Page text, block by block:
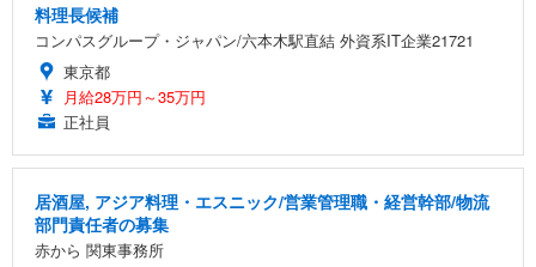
料理長候補
コンパスグループ・ジャパン/六本木駅直結 外資系IT企業21721
東京都
月給28万円～35万円
正社員
居酒屋, アジア料理・エスニック/営業管理職・経営幹部/物流
部門責任者の募集
赤から 関東事務所